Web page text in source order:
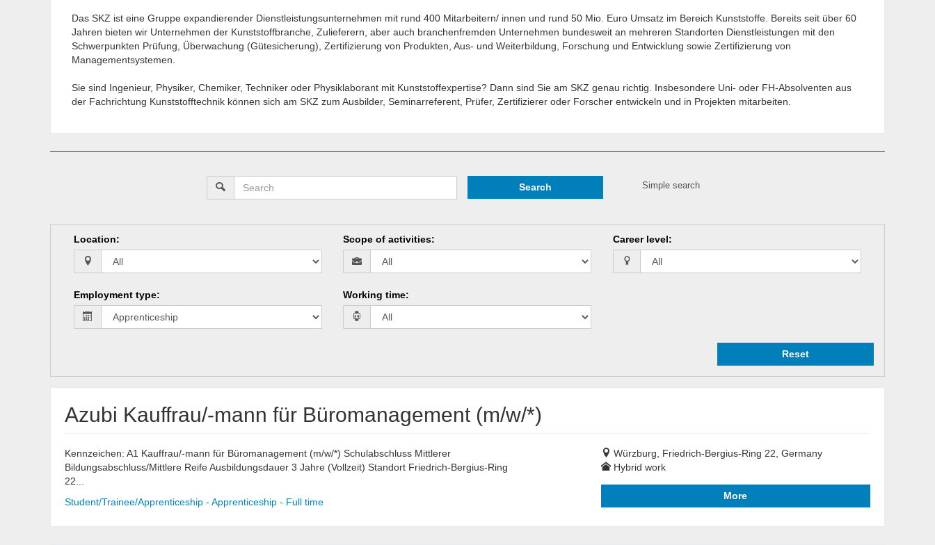
Das SKZ ist eine Gruppe expandierender Dienstleistungsunternehmen mit rund 400 Mitarbeitern/ innen und rund 50 Mio. Euro Umsatz im Bereich Kunststoffe. Bereits seit über 60
Jahren bieten wir Unternehmen der Kunststoffbranche, Zulieferern, aber auch branchenfremden Unternehmen bundesweit an mehreren Standorten Dienstleistungen mit den
Schwerpunkten Prüfung, Überwachung (Gütesicherung), Zertifizierung von Produkten, Aus- und Weiterbildung, Forschung und Entwicklung sowie Zertifizierung von
Managementsystemen.
Sie sind Ingenieur, Physiker, Chemiker, Techniker oder Physiklaborant mit Kunststoffexpertise? Dann sind Sie am SKZ genau richtig. Insbesondere Uni- oder FH-Absolventen aus
der Fachrichtung Kunststofftechnik können sich am SKZ zum Ausbilder, Seminarreferent, Prüfer, Zertifizierer oder Forscher entwickeln und in Projekten mitarbeiten.
Search Simple search
Location: Scope of activities: Career level:
Employment type: Working time:
Reset
Azubi Kauffrau/-mann für Büromanagement (m/w/*)
Kennzeichen: A1 Kauffrau/-mann für Büromanagement (m/w/*) Schulabschluss Mittlerer
Bildungsabschluss/Mittlere Reife Ausbildungsdauer 3 Jahre (Vollzeit) Standort Friedrich-Bergius-Ring
22...
Student/Trainee/Apprenticeship - Apprenticeship - Full time
Würzburg, Friedrich-Bergius-Ring 22, Germany
Hybrid work
More